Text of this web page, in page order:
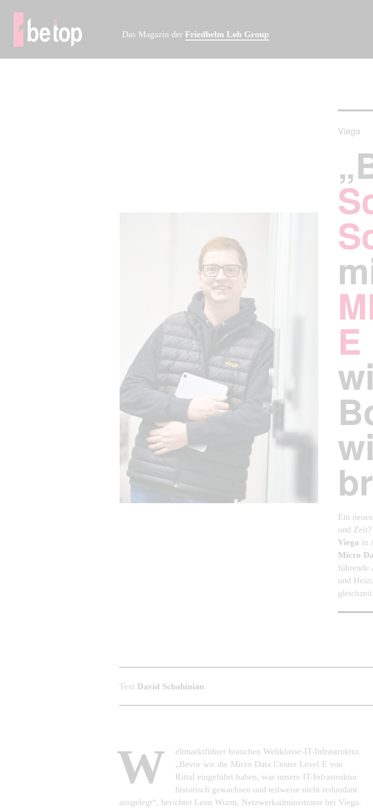
Das Magazin der Friedhelm Loh Group
Viega
E
Ein
und
Viegain
Micro
führende
und
Text David Schahinian
W
eltmarktführer brauchen Weltklasse-IT-Infrastruktur.
„Bevor wir die Micro Data Center Level E von
Rittal eingeführt haben, war unsere IT-Infrastruktur
historisch gewachsen und teilweise nicht redundant
ausgelegt“, berichtet Leon Wurm, Netzwerkadministrator bei Viega.